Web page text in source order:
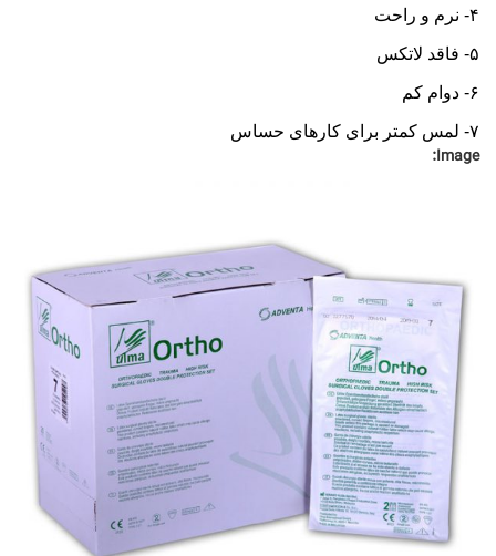
۴- نرم و راحت
۵- فاقد لاتکس
۶- دوام کم
۷- لمس کمتر برای کارهای حساس
Image: